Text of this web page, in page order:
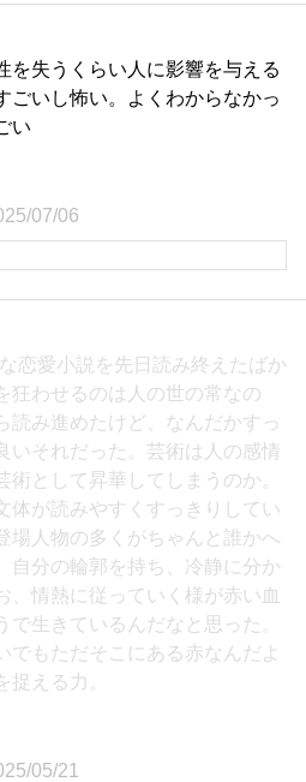
を失うくらい人に影響を与える
ごいし怖い。よくわからなかっ
い
07/06
恋愛小説を先日読み終えたばか
狂わせるのは人の世の常なの
読み進めたけど、なんだかすっ
いそれだった。芸術は人の感情
術として昇華してしまうのか。
体が読みやすくすっきりしてい
場人物の多くがちゃんと誰かへ
自分の輪郭を持ち、冷静に分か
、情熱に従っていく様が赤い血
で生きているんだなと思った。
でもただそこにある赤なんだよ
捉える力。
05/21